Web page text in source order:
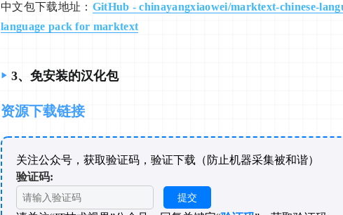
中文包下载地址： GitHub - chinayangxiaowei/marktext-chinese-
language pack for marktext
3、免安装的汉化包
资源下载链接
关注公众号，获取验证码，验证下载（防止机器采集被和谐）
验证码: